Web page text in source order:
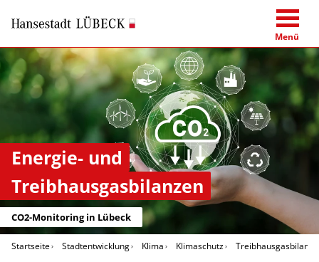
Menü
Energie- und
Treibhausgasbilanzen
CO2-Monitoring in Lübeck
Startseite Stadtentwicklung Klima Klimaschutz Treibhausgasbilanz